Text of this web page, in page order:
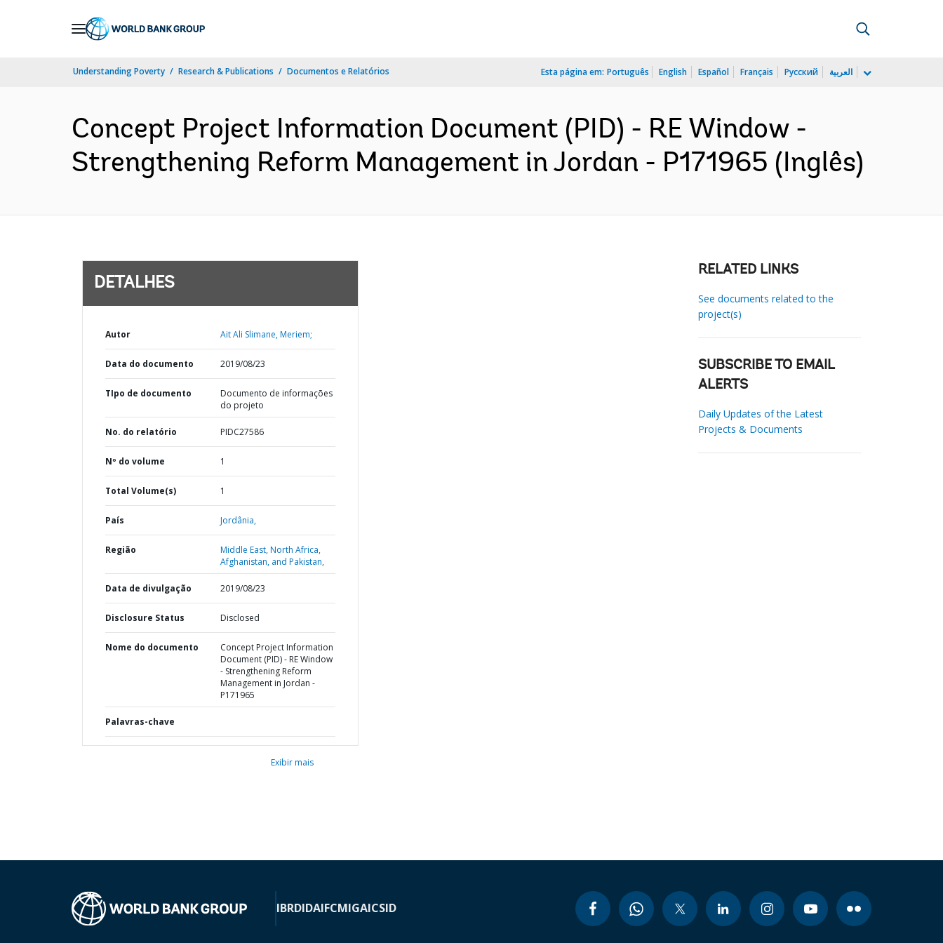
Understanding Poverty Research & Publications Documentos e Relatórios Esta página em: Português English Español Français Русский العربية
Concept Project Information Document (PID) - RE Window -
Strengthening Reform Management in Jordan - P171965 (Inglês)
DETALHES
Autor Ait Ali Slimane, Meriem;
Data do documento 2019/08/23
TIpo de documento
Documento de informações
do projeto
No. do relatório PIDC27586
Nº do volume 1
Total Volume(s) 1
País Jordânia,
Região
Middle East, North Africa,
Afghanistan, and Pakistan,
Data de divulgação 2019/08/23
Disclosure Status Disclosed
Nome do documento
Concept Project Information
Document (PID) - RE Window
- Strengthening Reform
Management in Jordan -
P171965
Palavras-chave
Exibir mais
RELATED LINKS
See documents related to the
project(s)
SUBSCRIBE TO EMAIL
ALERTS
Daily Updates of the Latest
Projects & Documents
IBRDIDAIFCMIGAICSID